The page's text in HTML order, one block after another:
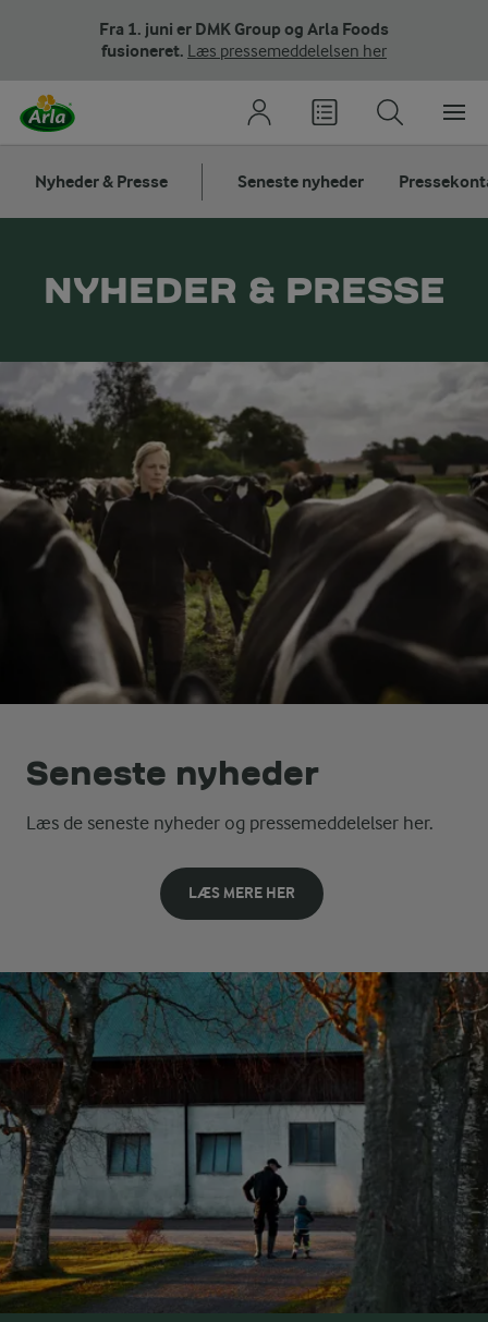
Fra 1. juni er DMK Group og Arla Foods
fusioneret. Læs pressemeddelelsen her
Nyheder & Presse Seneste nyheder
NYHEDER & PRESSE
Seneste nyheder
Læs de seneste nyheder og pressemeddelelser her.
LÆS MERE HER